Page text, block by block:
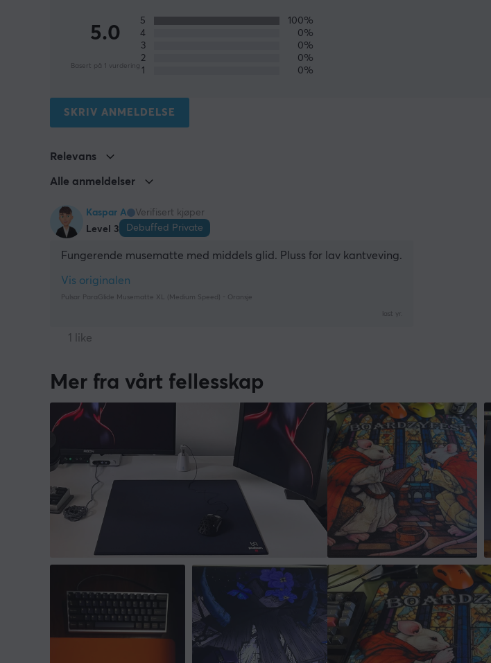
5.0
Basert på 1 vurdering
5
100%
4
0%
3
0%
2
0%
1
0%
SKRIV ANMELDELSE
Relevans
Alle anmeldelser
Kaspar A
Verifisert kjøper
Level 3
Debuffed Private
Fungerende musematte med middels glid. Pluss for lav kantveving.
Vis originalen
Pulsar ParaGlide Musematte XL (Medium Speed) - Oransje
last yr.
1 like
Mer fra vårt fellesskap